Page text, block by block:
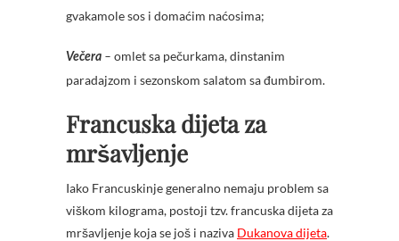
gvakamole sos i domaćim naćosima;
Večera – omlet sa pečurkama, dinstanim
paradajzom i sezonskom salatom sa đumbirom.
Francuska dijeta za
mršavljenje
Iako Francuskinje generalno nemaju problem sa
viškom kilograma, postoji tzv. francuska dijeta za
mršavljenje koja se još i naziva Dukanova dijeta.